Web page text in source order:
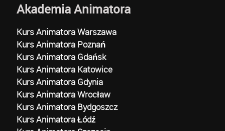
Akademia Animatora
Kurs Animatora Warszawa
Kurs Animatora Poznań
Kurs Animatora Gdańsk
Kurs Animatora Katowice
Kurs Animatora Gdynia
Kurs Animatora Wrocław
Kurs Animatora Bydgoszcz
Kurs Animatora Łódź